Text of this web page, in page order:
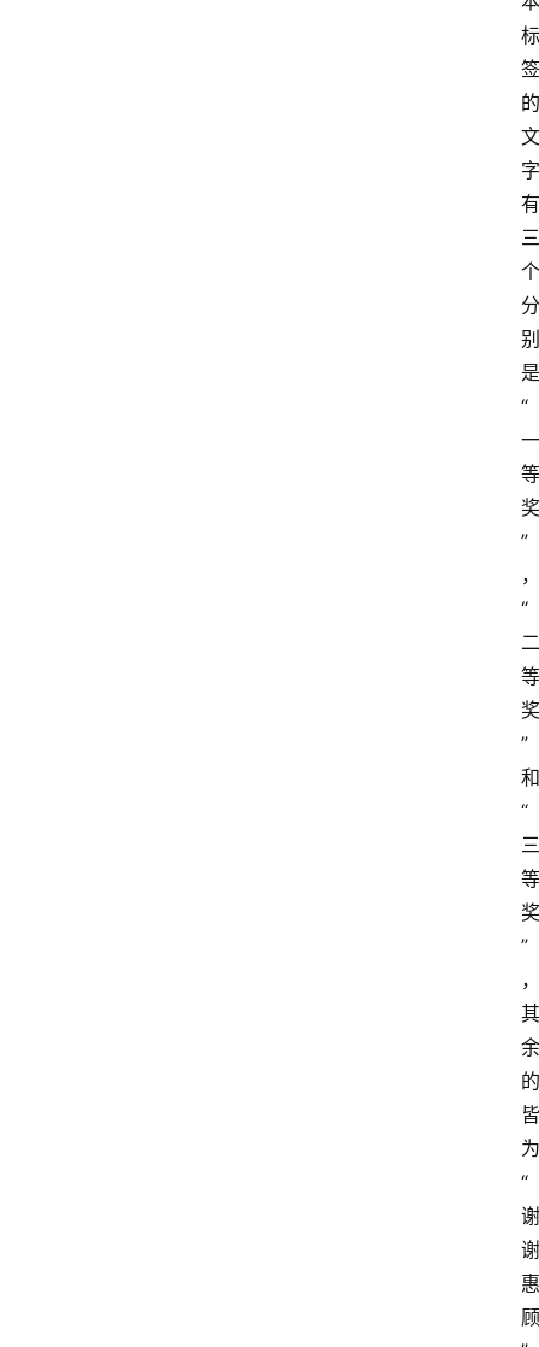
标
签
的
文
字
有
三
个
分
别
是
“
一
等
奖
”
，
“
二
等
奖
”
和
“
三
等
奖
”
，
其
余
的
皆
为
“
谢
谢
惠
顾